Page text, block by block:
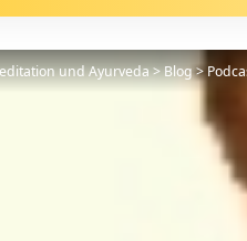
und Ayurveda>Blog>